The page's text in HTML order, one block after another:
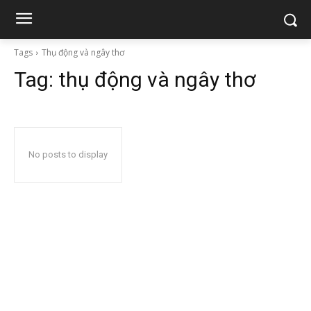
Tags Thụ động và ngây thơ
Tag: thụ động và ngây thơ
No posts to display